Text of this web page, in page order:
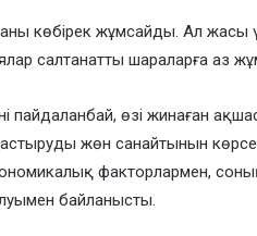
көбірек жұмсайды. Ал жасы
салтанатты шараларға аз
пайдаланбай, өзі жинаған
жөн санайтынын
факторлармен, соның
байланысты.